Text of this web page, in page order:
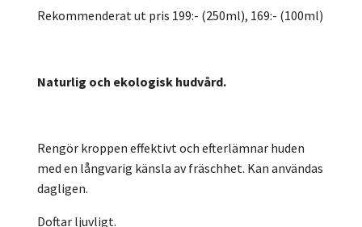
Rekommenderat ut pris 199:- (250ml), 169:- (100ml)
Naturlig och ekologisk hudvård.
Rengör kroppen effektivt och efterlämnar huden
med en långvarig känsla av fräschhet. Kan användas
dagligen.
Doftar ljuvligt.